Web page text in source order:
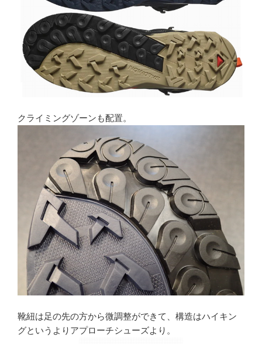
クライミングゾーンも配置。
靴紐は足の先の方から微調整ができて、構造はハイキン
グというよりアプローチシューズより。